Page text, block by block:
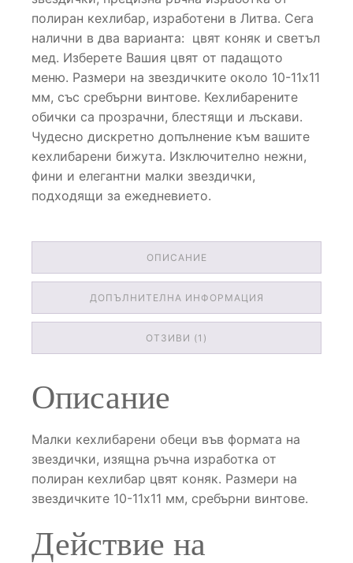
полиран кехлибар, изработени в Литва. Сега
налични в два варианта: цвят коняк и светъл
мед. Изберете Вашия цвят от падащото
меню. Размери на звездичките около 10-11х11
мм, със сребърни винтове. Кехлибарените
обички са прозрачни, блестящи и лъскави.
Чудесно дискретно допълнение към вашите
кехлибарени бижута. Изключително нежни,
фини и елегантни малки звездички,
подходящи за ежедневието.
ОПИСАНИЕ
ДОПЪЛНИТЕЛНА ИНФОРМАЦИЯ
ОТЗИВИ (1)
Описание
Малки кехлибарени обеци във формата на
звездички, изящна ръчна изработка от
полиран кехлибар цвят коняк. Размери на
звездичките 10-11х11 мм, сребърни винтове.
Действие на